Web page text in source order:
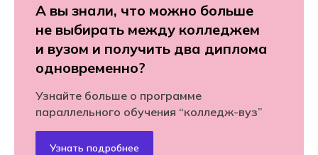
А вы знали, что можно больше
не выбирать между колледжем
и вузом и получить два диплома
одновременно?
Узнайте больше о программе
параллельного обучения “колледж-вуз”
Узнать подробнее